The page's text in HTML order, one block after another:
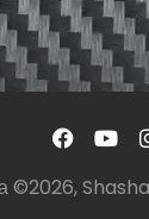
©2026,